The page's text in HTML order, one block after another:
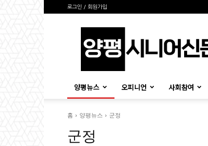
로그인 / 회원가입
시
양평뉴스 오피니언 사회참여
홈 양평뉴스 군정
군정